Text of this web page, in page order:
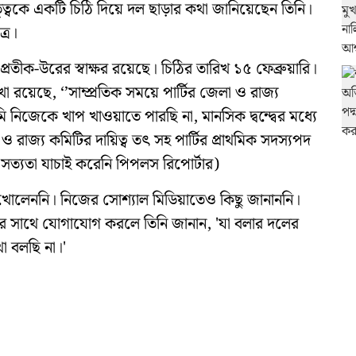
একটি চিঠি দিয়ে দল ছাড়ার কথা জানিয়েছেন তিনি।
উরের স্বাক্ষর রয়েছে। চিঠির তারিখ ১৫ ফেব্রুয়ারি।
‘’সাম্প্রতিক সময়ে পার্টির জেলা ও রাজ্য
খাপ খাওয়াতে পারছি না, মানসিক দ্বন্দ্বের মধ্যে
কমিটির দায়িত্ব তৎ সহ পার্টির প্রাথমিক সদস্যপদ
যাচাই করেনি পিপলস রিপোর্টার)
নিজের সোশ্যাল মিডিয়াতেও কিছু জানাননি।
সাথে যোগাযোগ করলে তিনি জানান, 'যা বলার দলের
বলছি না।'